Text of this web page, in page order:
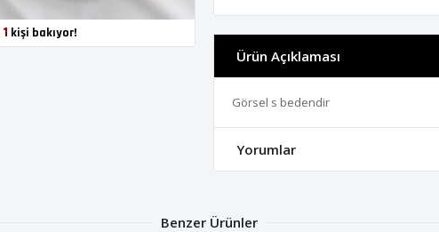
1 kişi bakıyor!
Ürün Açıklaması
Görsel s bedendir
Yorumlar
Benzer Ürünler